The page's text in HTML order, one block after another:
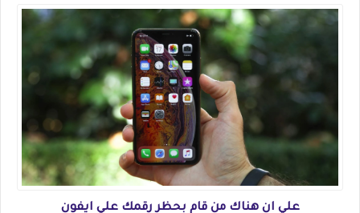
علي ان هناك من قام بحظر رقمك علي ايفون